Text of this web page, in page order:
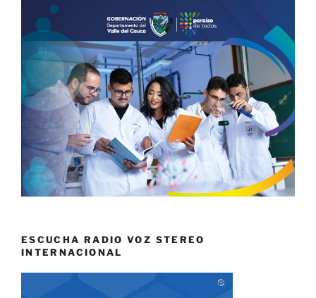
ESCUCHA RADIO VOZ STEREO
INTERNACIONAL